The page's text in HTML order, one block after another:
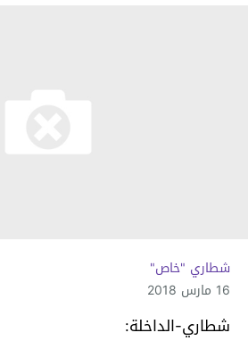
شطاري "خاص"
16 مارس 2018
شطاري-الداخلة: